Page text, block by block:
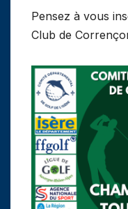
Pensez à vous
Club de